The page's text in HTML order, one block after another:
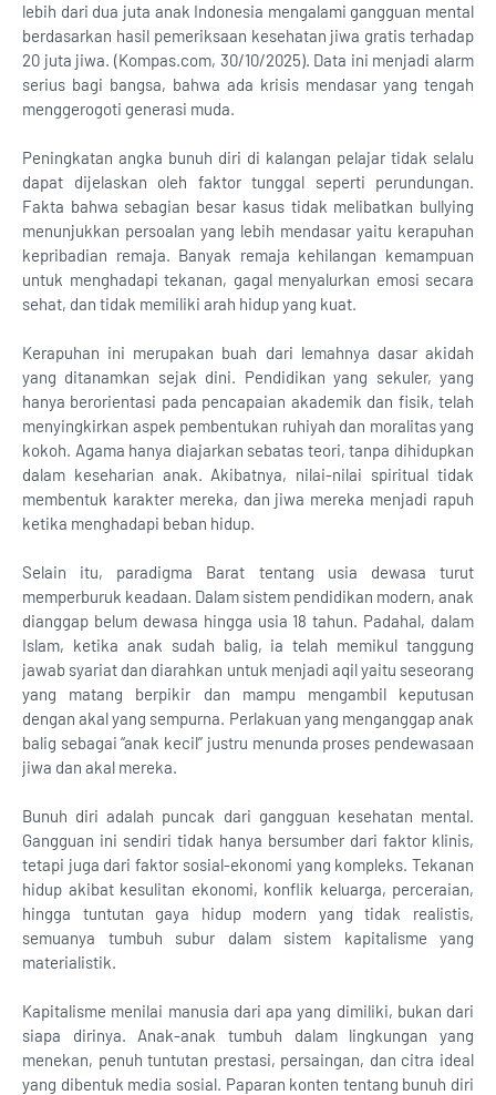
lebih dari dua juta anak Indonesia mengalami gangguan mental
berdasarkan hasil pemeriksaan kesehatan jiwa gratis terhadap
20 juta jiwa. (Kompas.com, 30/10/2025). Data ini menjadi alarm
serius bagi bangsa, bahwa ada krisis mendasar yang tengah
menggerogoti generasi muda.
Peningkatan angka bunuh diri di kalangan pelajar tidak selalu
dapat dijelaskan oleh faktor tunggal seperti perundungan.
Fakta bahwa sebagian besar kasus tidak melibatkan bullying
menunjukkan persoalan yang lebih mendasar yaitu kerapuhan
kepribadian remaja. Banyak remaja kehilangan kemampuan
untuk menghadapi tekanan, gagal menyalurkan emosi secara
sehat, dan tidak memiliki arah hidup yang kuat.
Kerapuhan ini merupakan buah dari lemahnya dasar akidah
yang ditanamkan sejak dini. Pendidikan yang sekuler, yang
hanya berorientasi pada pencapaian akademik dan fisik, telah
menyingkirkan aspek pembentukan ruhiyah dan moralitas yang
kokoh. Agama hanya diajarkan sebatas teori, tanpa dihidupkan
dalam keseharian anak. Akibatnya, nilai-nilai spiritual tidak
membentuk karakter mereka, dan jiwa mereka menjadi rapuh
ketika menghadapi beban hidup.
Selain itu, paradigma Barat tentang usia dewasa turut
memperburuk keadaan. Dalam sistem pendidikan modern, anak
dianggap belum dewasa hingga usia 18 tahun. Padahal, dalam
Islam, ketika anak sudah balig, ia telah memikul tanggung
jawab syariat dan diarahkan untuk menjadi aqil yaitu seseorang
yang matang berpikir dan mampu mengambil keputusan
dengan akal yang sempurna. Perlakuan yang menganggap anak
balig sebagai “anak kecil” justru menunda proses pendewasaan
jiwa dan akal mereka.
Bunuh diri adalah puncak dari gangguan kesehatan mental.
Gangguan ini sendiri tidak hanya bersumber dari faktor klinis,
tetapi juga dari faktor sosial-ekonomi yang kompleks. Tekanan
hidup akibat kesulitan ekonomi, konflik keluarga, perceraian,
hingga tuntutan gaya hidup modern yang tidak realistis,
semuanya tumbuh subur dalam sistem kapitalisme yang
materialistik.
Kapitalisme menilai manusia dari apa yang dimiliki, bukan dari
siapa dirinya. Anak-anak tumbuh dalam lingkungan yang
menekan, penuh tuntutan prestasi, persaingan, dan citra ideal
yang dibentuk media sosial. Paparan konten tentang bunuh diri